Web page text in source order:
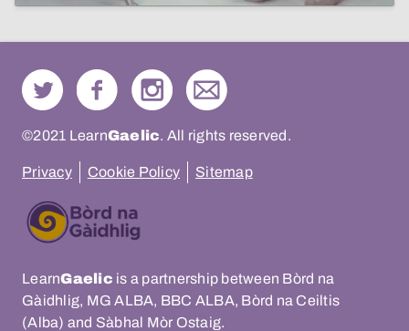
©2021 LearnGaelic. All rights reserved.
Privacy Cookie Policy Sitemap
LearnGaelic is a partnership between Bòrd na
Gàidhlig, MG ALBA, BBC ALBA, Bòrd na Ceiltis
(Alba) and Sàbhal Mòr Ostaig.